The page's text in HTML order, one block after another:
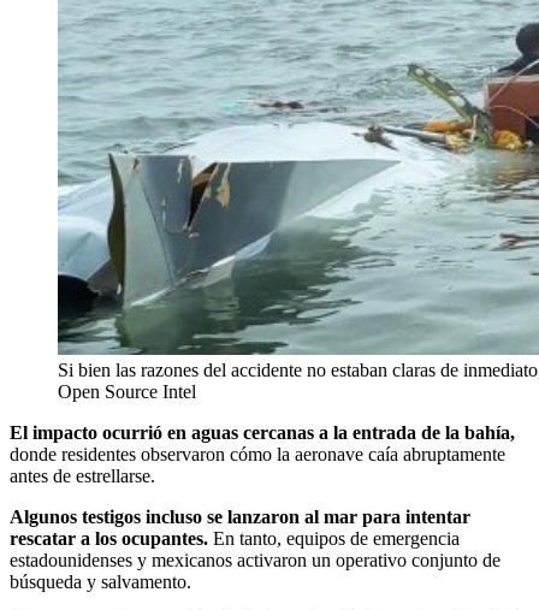
Si bien las razones del accidente no estaban claras de
Open Source Intel
El impacto ocurrió en aguas cercanas a la entrada de la bahía,
donde residentes observaron cómo la aeronave caía abruptamente
antes de estrellarse.
Algunos testigos incluso se lanzaron al mar para intentar
rescatar a los ocupantes. En tanto, equipos de emergencia
estadounidenses y mexicanos activaron un operativo conjunto de
búsqueda y salvamento.